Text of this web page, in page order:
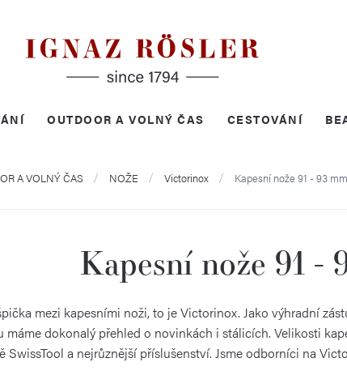
OUTDOOR A VOLNÝ ČAS CESTOVÁNÍ
A VOLNÝ ČAS NOŽE Victorinox Kapesní nože 91 - 93 mm
Kapesní nože 91 -
mezi kapesními noži, to je Victorinox. Jako výhradní
máme dokonalý přehled o novinkách i stálicích. Velikosti
SwissTool a nejrůznější příslušenství. Jsme odborníci na